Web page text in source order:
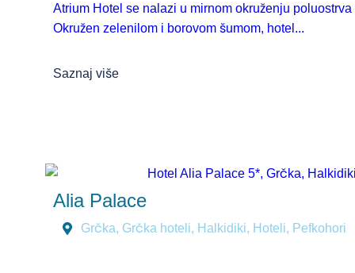
Atrium Hotel se nalazi u mirnom okruženju
Okružen zelenilom i borovom šumom, hotel...
Saznaj više
Alia Palace
Grčka, Grčka hoteli, Halkidiki, Hoteli, Pefkohori